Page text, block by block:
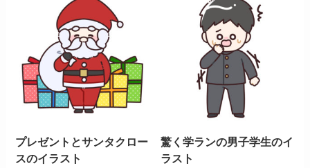
プレゼントとサンタクロー
スのイラスト
驚く学ランの男子学生のイ
ラスト